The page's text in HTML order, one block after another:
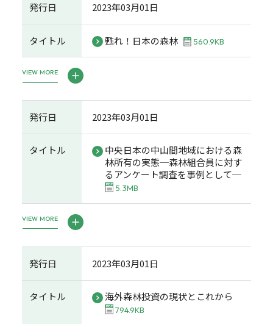
発行日 2023年03月01日
タイトル 甦れ！日本の森林 560.9KB
VIEW MORE
発行日 2023年03月01日
タイトル
中央日本の中山間地域における森
林所有の実態─森林組合員に対す
るアンケート調査を事例として─
5.3MB
VIEW MORE
発行日 2023年03月01日
タイトル 海外森林投資の現状とこれから
794.9KB